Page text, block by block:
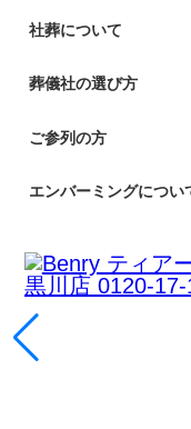
社葬について
葬儀社の選び方
ご参列の方
エンバーミングについ